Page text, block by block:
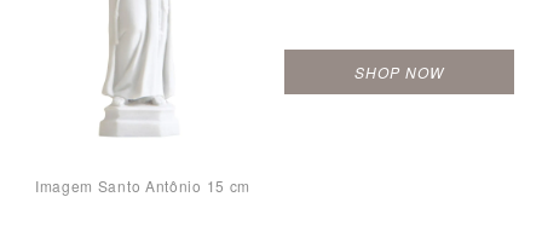
Imagem Santo Antônio 15 cm
SHOP NOW